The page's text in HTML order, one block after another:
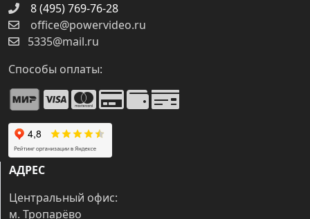
8 (495) 769-76-28
office@powervideo.ru
5335@mail.ru
Способы оплаты:
АДРЕС
Центральный офис:
м. Тропарёво